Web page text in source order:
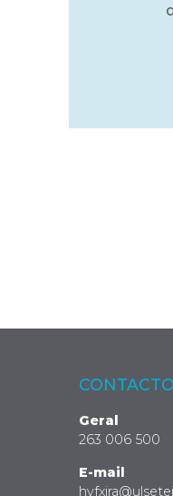
Geral
263 006 500
E-mail